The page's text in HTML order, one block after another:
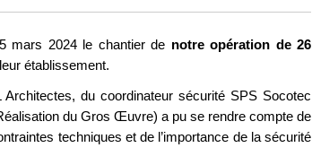
mars 2024 le chantier de notre opération de 26
établissement.
du coordinateur sécurité SPS Socotec
du Gros Œuvre) a pu se rendre compte de
techniques et de l’importance de la sécurité